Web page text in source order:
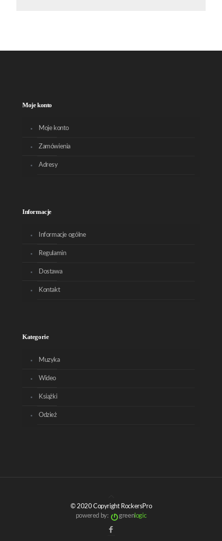
Moje konto
Moje konto
Zamówienia
Adresy
Informacje
Informacje ogólne
Regulamin
Dostawa
Kontakt
Kategorie
Muzyka
Wideo
Książki
Odzież
© 2020 Copyright RockersPro
powered by:
greenlogic